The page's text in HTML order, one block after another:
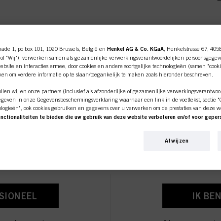
Fluid 100ml
Hair & Body Cleanse 100ml
shop is exclusief voor
IK
1, po box 101, 1020 Brussels, België en Henkel AG & Co. KGaA , Henkelstrasse 67,
"Wij"), verwerken samen als gezamenlijke verwerkingsverantwoordelijken
en interacties ermee, door cookies en andere soortgelijke technologieën (samen
om verdere informatie op te slaan/toegankelijk te maken zoals hieronder beschreven.
wij en onze partners (inclusief als afzonderlijke of gezamenlijke
in onze Gegevensbeschermingsverklaring waarnaar een link in de voettekst, sectie
ook cookies gebruiken en gegevens over u verwerken om de prestaties van deze
te bieden die uw gebruik van deze website verbeteren en/of voor
u aanmaken die verrijkt kunnen worden met gegevens die van derden en andere
de verwerking van uw gegevens in onze Verklaring Gegevensbescherming
Pixel, Vingerafdrukken en vergelijkbare technologieën"). U kunt uw toestemming te allen
cookies op onze website uit te schakelen onder "Cookie-instellingen" (link in voettekst).
worden gebruikt, met name over hun bewaarperiode, kunt u de gedetailleerde
Afwijzen